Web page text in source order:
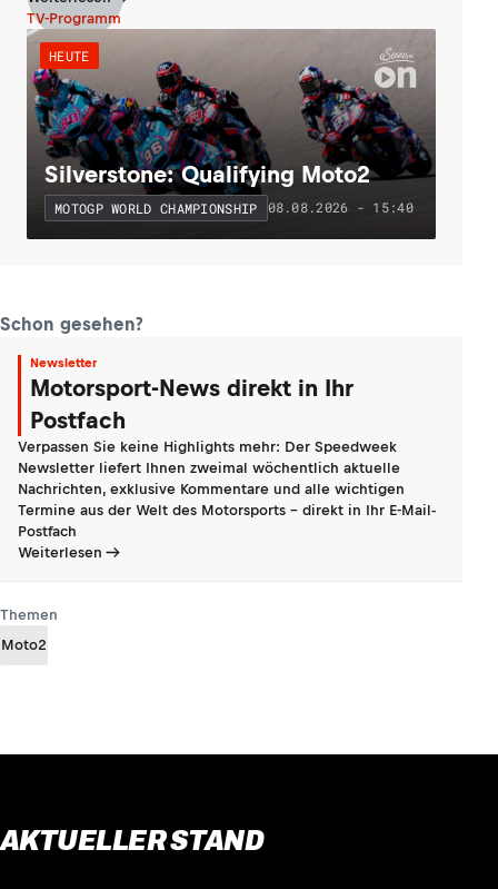
TV-Programm
HEUTE
Silverstone: Qualifying Moto2
MOTOGP WORLD CHAMPIONSHIP 08.08.2026 - 15:40
Schon gesehen?
Newsletter
Motorsport-News direkt in Ihr
Postfach
Verpassen Sie keine Highlights mehr: Der Speedweek
Newsletter liefert Ihnen zweimal wöchentlich aktuelle
Nachrichten, exklusive Kommentare und alle wichtigen
Termine aus der Welt des Motorsports - direkt in Ihr E-Mail-
Postfach
Weiterlesen
Themen
Moto2
AKTUELLER STAND